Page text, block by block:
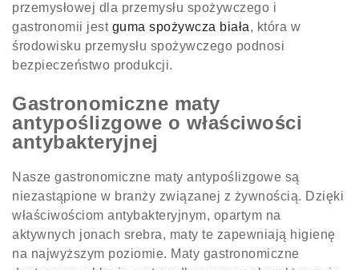
przemysłowej dla przemysłu spożywczego i
gastronomii jest guma spożywcza biała, która w
środowisku przemysłu spożywczego podnosi
bezpieczeństwo produkcji.
Gastronomiczne maty
antypoślizgowe o właściwości
antybakteryjnej
Nasze gastronomiczne maty antypoślizgowe są
niezastąpione w branży związanej z żywnością. Dzięki
właściwościom antybakteryjnym, opartym na
aktywnych jonach srebra, maty te zapewniają higienę
na najwyższym poziomie. Maty gastronomiczne